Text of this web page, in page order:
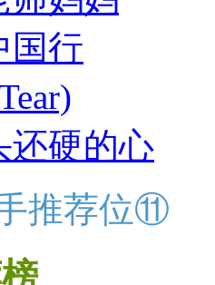
国行
还硬的心
推荐位⑪